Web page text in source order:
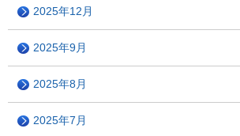
2025年12月
2025年9月
2025年8月
2025年7月